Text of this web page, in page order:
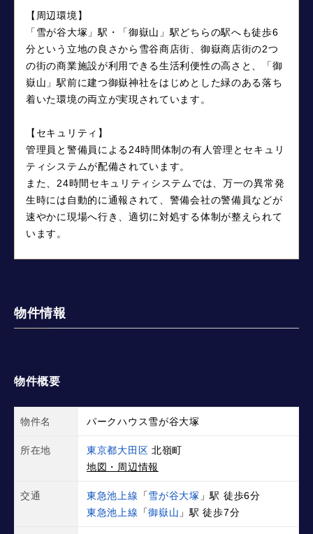
【周辺環境】
「雪が谷大塚」駅・「御嶽山」駅どちらの駅へも徒歩6
分という立地の良さから雪谷商店街、御嶽商店街の2つ
の街の商業施設が利用できる生活利便性の高さと、「御
嶽山」駅前に建つ御嶽神社をはじめとした緑のある落ち
着いた環境の両立が実現されています。
【セキュリティ】
管理員と警備員による24時間体制の有人管理とセキュリ
ティシステムが配備されています。
また、24時間セキュリティシステムでは、万一の異常発
生時には自動的に通報されて、警備会社の警備員などが
速やかに現場へ行き、適切に対処する体制が整えられて
います。
物件情報
物件概要
物件名 パークハウス雪が谷大塚
所在地 東京都大田区 北嶺町
地図・周辺情報
交通 東急池上線 「雪が谷大塚 」駅 徒歩6分
東急池上線 「御嶽山 」駅 徒歩7分